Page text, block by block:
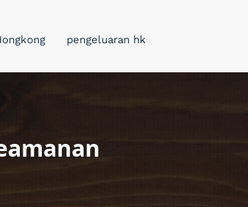
pengeluaran hk